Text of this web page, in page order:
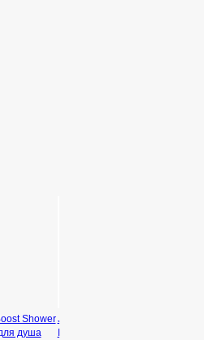
Shower
душа
Juvena Body Care Daily